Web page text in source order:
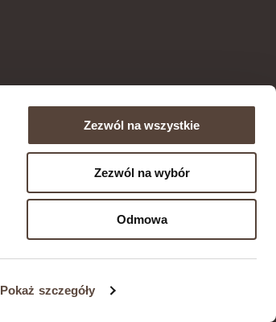
Pokaż szczegóły
Zezwól na wszystkie
Zezwól na wybór
Odmowa